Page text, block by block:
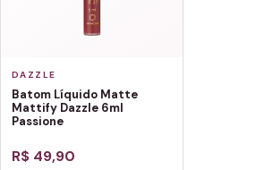
DAZZLE
Batom Líquido Matte
Mattify Dazzle 6ml
Passione
R$ 49,90